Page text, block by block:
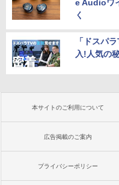
e Audioワ
く
「ドスパ
入!人気の
本サイトのご利用について
広告掲載のご案内
プライバシーポリシー